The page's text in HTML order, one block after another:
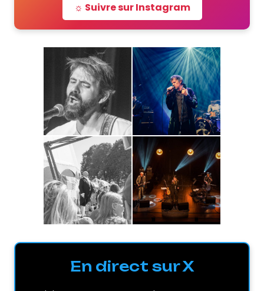
☼ Suivre sur Instagram
En direct sur X